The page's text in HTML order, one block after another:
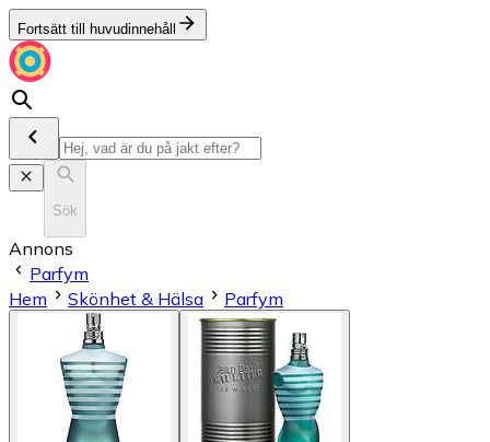
Fortsätt till huvudinnehåll
Sök
Annons
Parfym
Hem
Skönhet & Hälsa Parfym